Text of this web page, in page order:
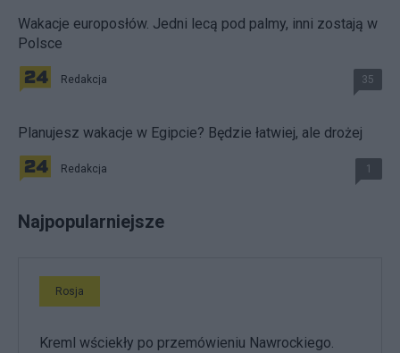
Wakacje europosłów. Jedni lecą pod palmy, inni zostają w
Polsce
Redakcja 35
Planujesz wakacje w Egipcie? Będzie łatwiej, ale drożej
Redakcja 1
Najpopularniejsze
Rosja
Kreml wściekły po przemówieniu Nawrockiego.